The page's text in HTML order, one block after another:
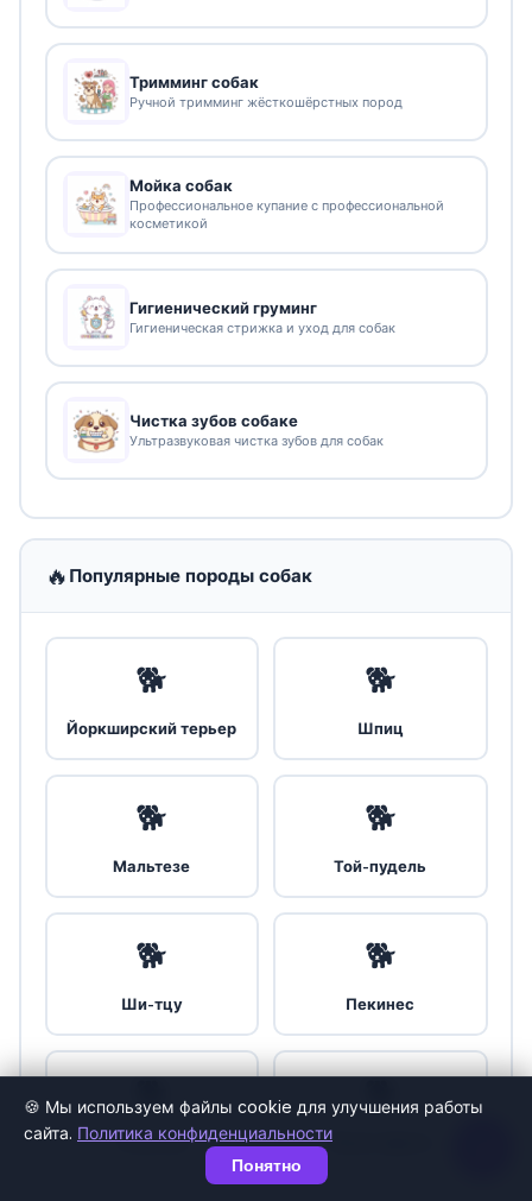
🍪 Мы используем файлы cookie для улучшения работы
сайта. Политика конфиденциальности
Понятно
Тримминг собак
Ручной тримминг жёсткошёрстных пород
Мойка собак
Профессиональное купание с профессиональной
косметикой
Гигиенический груминг
Гигиеническая стрижка и уход для собак
Чистка зубов собаке
Ультразвуковая чистка зубов для собак
🔥 Популярные породы собак
🐕
Йоркширский терьер
🐕
Шпиц
🐕
Мальтезе
🐕
Той-пудель
🐕
Ши-тцу
🐕
Пекинес
🐕
Чихуахуа
🐕
Бишон фризе